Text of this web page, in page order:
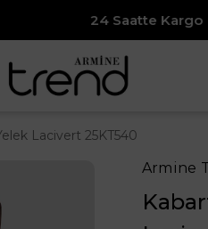
Lacivert 25KT540
Armine